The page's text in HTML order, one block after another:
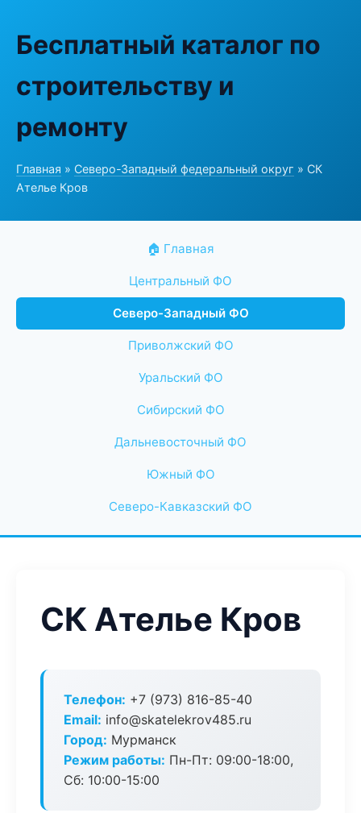
Бесплатный каталог по
строительству и
ремонту
Главная » Северо-Западный федеральный округ » СК
Ателье Кров
🏠 Главная
Центральный ФО
Северо-Западный ФО
Приволжский ФО
Уральский ФО
Сибирский ФО
Дальневосточный ФО
Южный ФО
Северо-Кавказский ФО
СК Ателье Кров
Телефон: +7 (973) 816-85-40
Email: info@skatelekrov485.ru
Город: Мурманск
Режим работы: Пн-Пт: 09:00-18:00,
Сб: 10:00-15:00